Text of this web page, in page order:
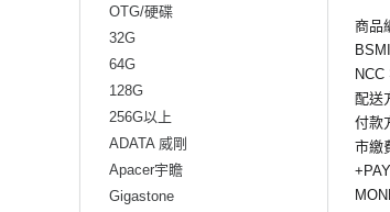
OTG/硬碟
32G
64G
128G
256G以上
ADATA 威剛
Apacer宇瞻
Gigastone
商品
NCC
配送
付款
市繳
+PAY